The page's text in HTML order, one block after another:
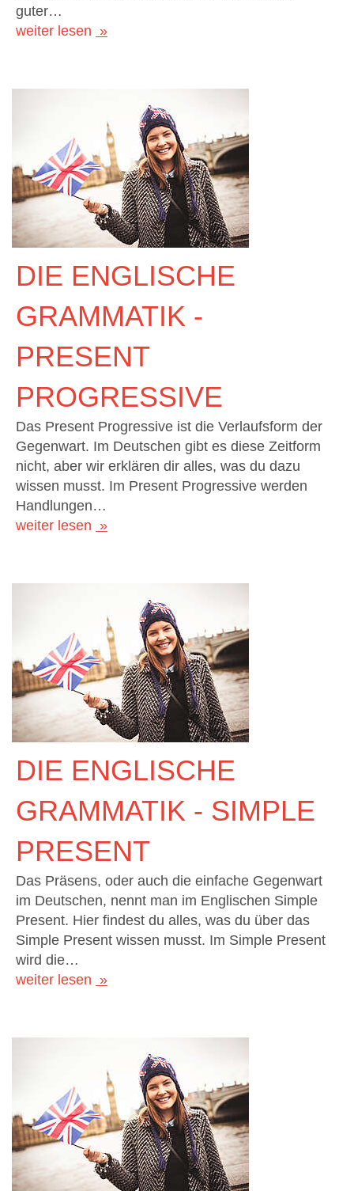
guter…
weiter lesen
DIE ENGLISCHE
GRAMMATIK -
PRESENT
PROGRESSIVE
Das Present Progressive ist die Verlaufsform der
Gegenwart. Im Deutschen gibt es diese Zeitform
nicht, aber wir erklären dir alles, was du dazu
wissen musst. Im Present Progressive werden
Handlungen…
weiter lesen
DIE ENGLISCHE
GRAMMATIK - SIMPLE
PRESENT
Das Präsens, oder auch die einfache Gegenwart
im Deutschen, nennt man im Englischen Simple
Present. Hier findest du alles, was du über das
Simple Present wissen musst. Im Simple Present
wird die…
weiter lesen